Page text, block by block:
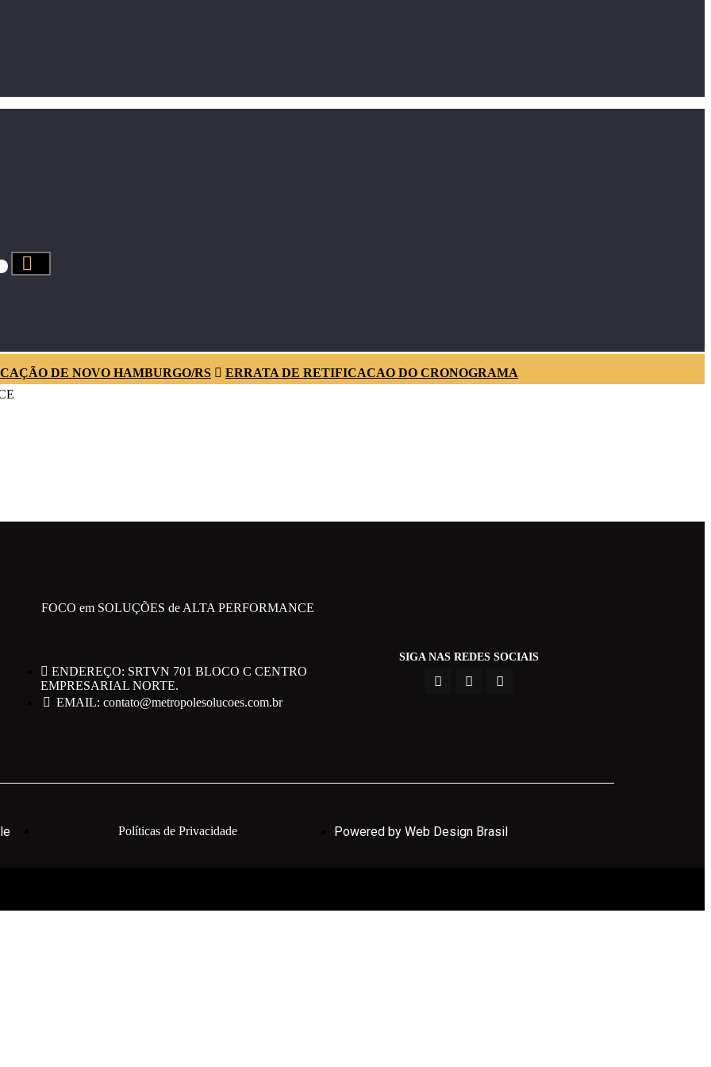
DE NOVO HAMBURGO/RS ERRATA DE RETIFICACAO DO CRONOGRAMA
FOCO em SOLUÇÕES de ALTA PERFORMANCE
ENDEREÇO: SRTVN 701 BLOCO C CENTRO
EMPRESARIAL NORTE.
EMAIL: contato@metropolesolucoes.com.br
SIGA NAS REDES SOCIAIS
Políticas de Privacidade Powered by Web Design Brasil